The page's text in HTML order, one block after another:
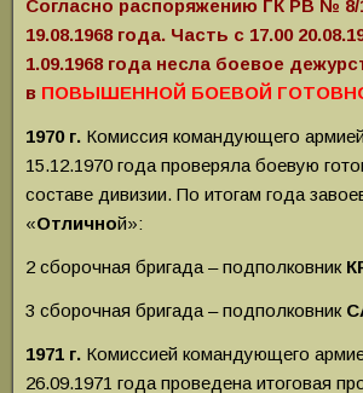
Согласно распоряжению ГК РВ № 8/
19.08.1968 года. Часть с 17.00
1.09.1968 года несла боевое
в ПОВЫШЕННОЙ БОЕВОЙ
1970 г. Комиссия командующего
15.12.1970 года проверяла боевую
составе дивизии. По итогам года
«Отличной»:
2 сборочная бригада – подполковник
3 сборочная бригада – подполковник
1971 г. Комиссией командующего
26.09.1971 года проведена итоговая